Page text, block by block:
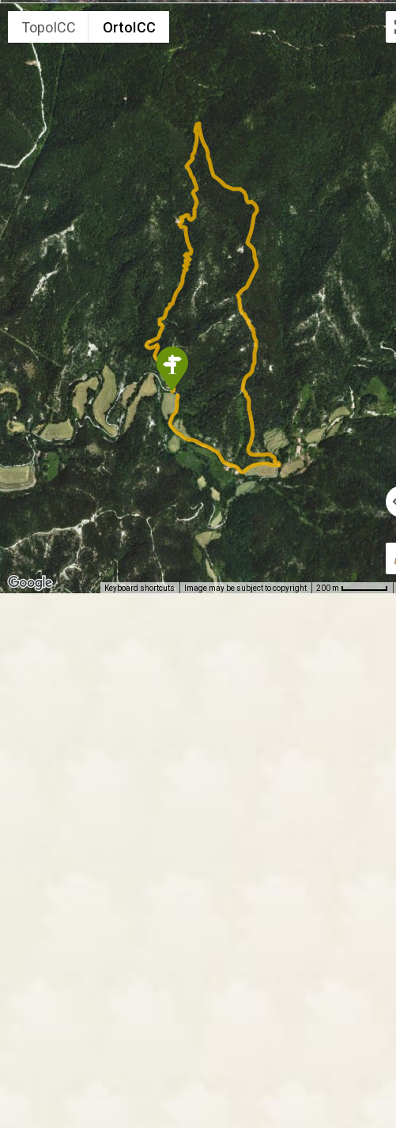
TopoICC OrtoICC
Keyboard shortcuts Image may be subject to copyright 200 m